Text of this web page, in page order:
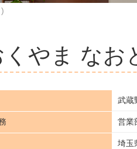
やま なお
武蔵
営
埼玉